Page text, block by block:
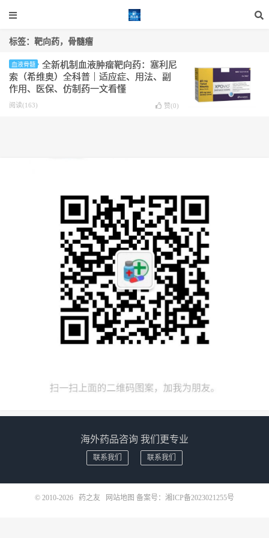
标签：靶向药，骨髓瘤
血液骨髓
全新机制血液肿瘤靶向药：塞利尼
索（希维奥）全科普｜适应症、用法、副
作用、医保、仿制药一文看懂
阅读(163) 赞(0)
海外药品咨询 我们更专业
联系我们 联系我们
© 2010-2026 药之友 网站地图 备案号： 湘ICP备2023021255号